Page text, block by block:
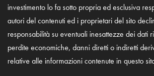
investimento lo fa sotto propria ed esclusiva
autori del contenuti ed i proprietari del sito
responsabilità su eventuali inesattezze dei dati
perdite economiche, danni diretti o indiretti
relative alle informazioni contenute in questo